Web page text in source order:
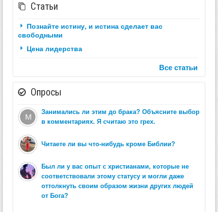
Статьи
Познайте истину, и истина сделает вас
свободными
Цена лидерства
Все статьи
Опросы
Занимались ли этим до брака? Объясните выбор
в комментариях. Я считаю это грех.
Читаете ли вы что-нибудь кроме Библии?
Был ли у вас опыт с христианами, которые не
соответствовали этому статусу и могли даже
оттолкнуть своим образом жизни других людей
от Бога?